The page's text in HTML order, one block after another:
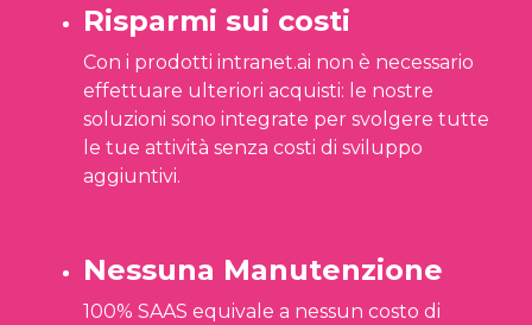
Risparmi sui costi
Con i prodotti intranet.ai non è necessario
effettuare ulteriori acquisti: le nostre
soluzioni sono integrate per svolgere tutte
le tue attività senza costi di sviluppo
aggiuntivi.
Nessuna Manutenzione
100% SAAS equivale a nessun costo di